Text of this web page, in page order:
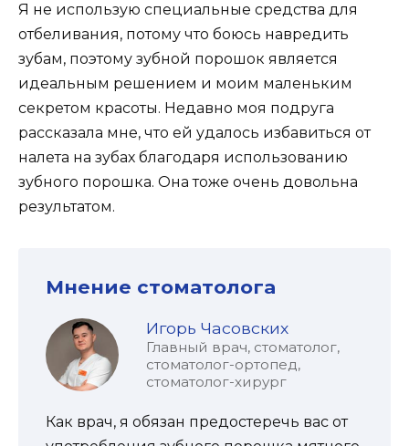
Я не использую специальные средства для
отбеливания, потому что боюсь навредить
зубам, поэтому зубной порошок является
идеальным решением и моим маленьким
секретом красоты. Недавно моя подруга
рассказала мне, что ей удалось избавиться от
налета на зубах благодаря использованию
зубного порошка. Она тоже очень довольна
результатом.
Мнение стоматолога
Игорь Часовских
Главный врач, стоматолог,
стоматолог-ортопед,
стоматолог-хирург
Как врач, я обязан предостеречь вас от